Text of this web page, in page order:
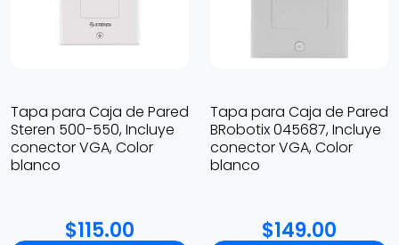
Tapa para Caja de Pared
Steren 500-550, Incluye
conector VGA, Color
blanco
$115.00
Tapa para Caja de Pared
BRobotix 045687, Incluye
conector VGA, Color
blanco
$149.00